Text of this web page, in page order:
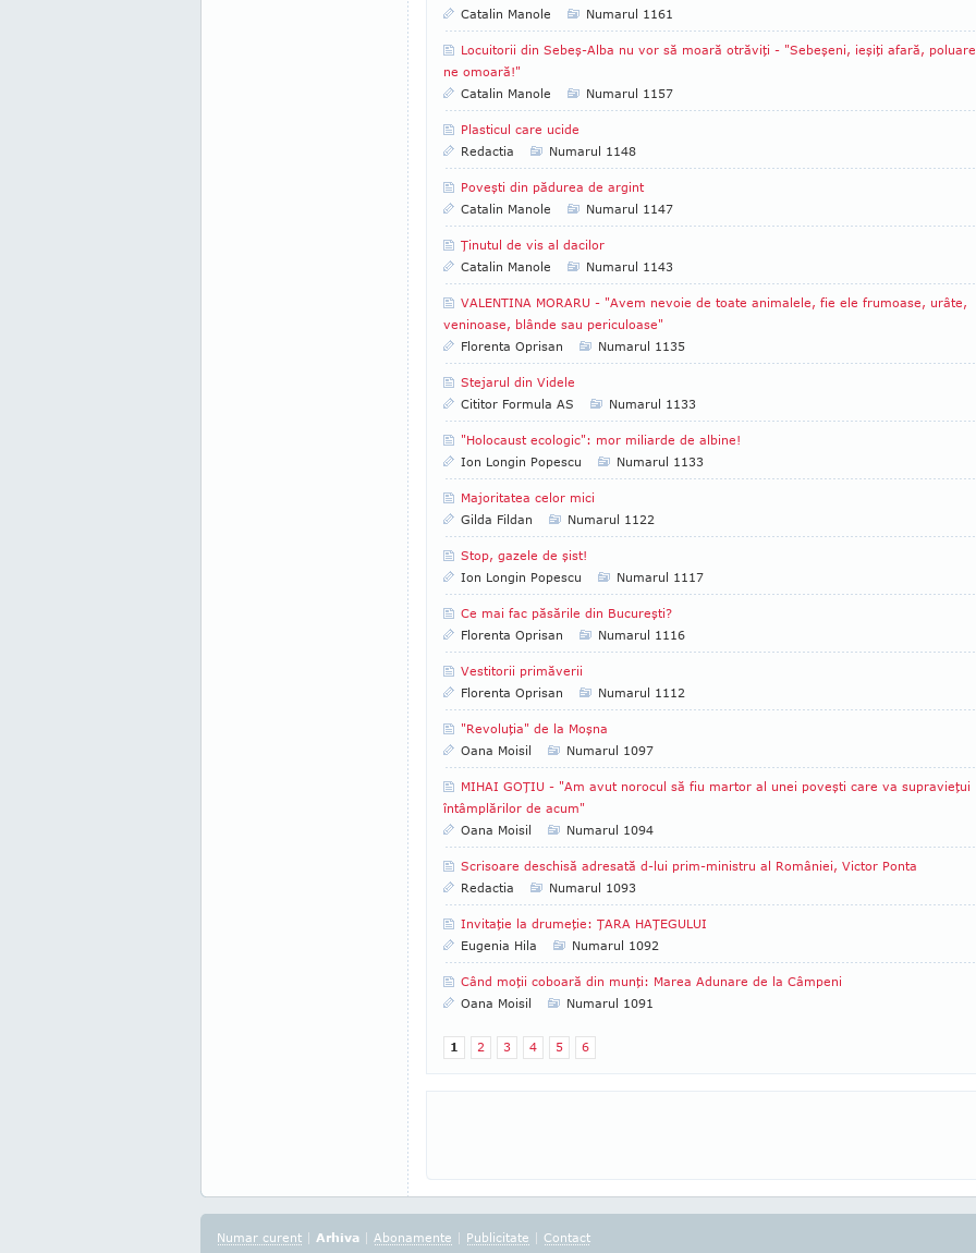
Catalin Manole
Numarul 1161
Locuitorii din Sebeş-Alba nu vor să moară otrăviţi - "Sebeşeni, ieşiţi afară,
ne omoară!"
Catalin Manole
Numarul 1157
Plasticul care ucide
Redactia
Numarul 1148
Poveşti din pădurea de argint
Catalin Manole
Numarul 1147
Ţinutul de vis al dacilor
Catalin Manole
Numarul 1143
VALENTINA MORARU - "Avem nevoie de toate animalele, fie ele frumoase, urâte,
veninoase, blânde sau periculoase"
Florenta Oprisan
Numarul 1135
Stejarul din Videle
Cititor Formula AS
Numarul 1133
"Holocaust ecologic": mor miliarde de albine!
Ion Longin Popescu
Numarul 1133
Majoritatea celor mici
Gilda Fildan
Numarul 1122
Stop, gazele de şist!
Ion Longin Popescu
Numarul 1117
Ce mai fac păsările din Bucureşti?
Florenta Oprisan
Numarul 1116
Vestitorii primăverii
Florenta Oprisan
Numarul 1112
"Revoluţia" de la Moşna
Oana Moisil
Numarul 1097
MIHAI GOŢIU - "Am avut norocul să fiu martor al unei poveşti care va supravieţui
întâmplărilor de acum"
Oana Moisil
Numarul 1094
Scrisoare deschisă adresată d-lui prim-ministru al României, Victor Ponta
Redactia
Numarul 1093
Invitaţie la drumeţie: ŢARA HAŢEGULUI
Eugenia Hila
Numarul 1092
Când moţii coboară din munţi: Marea Adunare de la Câmpeni
Oana Moisil
Numarul 1091
1 2 3 4 5 6
Numar curent | Arhiva | Abonamente | Publicitate | Contact